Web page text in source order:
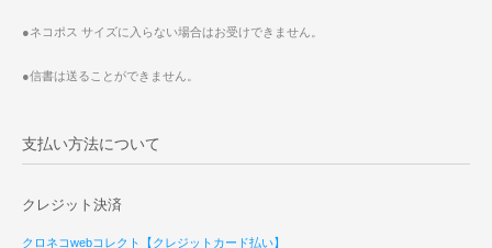
●ネコポス サイズに入らない場合はお受けできません。
●信書は送ることができません。
支払い方法について
クレジット決済
クロネコwebコレクト【クレジットカード払い】